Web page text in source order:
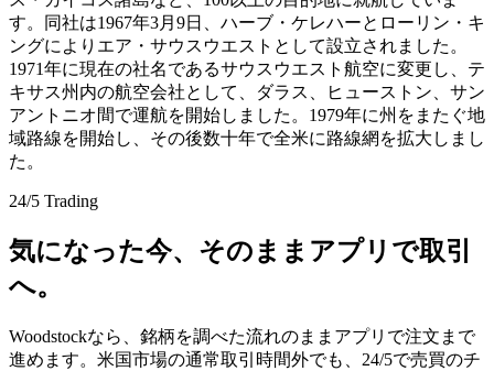
す。同社は1967年3月9日、ハーブ・ケレハーとローリン・キ
ングによりエア・サウスウエストとして設立されました。
1971年に現在の社名であるサウスウエスト航空に変更し、テ
キサス州内の航空会社として、ダラス、ヒューストン、サン
アントニオ間で運航を開始しました。1979年に州をまたぐ地
域路線を開始し、その後数十年で全米に路線網を拡大しまし
た。
24/5 Trading
気になった今、そのままアプリで取引
へ。
Woodstockなら、銘柄を調べた流れのままアプリで注文まで
進めます。米国市場の通常取引時間外でも、24/5で売買のチ